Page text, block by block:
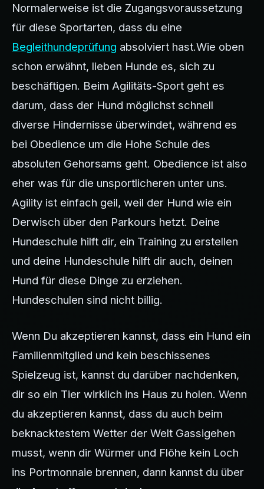
Normalerweise ist die Zugangsvoraussetzung
für diese Sportarten, dass du eine
Begleithundeprüfung absolviert hast.Wie oben
schon erwähnt, lieben Hunde es, sich zu
beschäftigen. Beim Agilitäts-Sport geht es
darum, dass der Hund möglichst schnell
diverse Hindernisse überwindet, während es
bei Obedience um die Hohe Schule des
absoluten Gehorsams geht. Obedience ist also
eher was für die unsportlicheren unter uns.
Agility ist einfach geil, weil der Hund wie ein
Derwisch über den Parkours hetzt. Deine
Hundeschule hilft dir, ein Training zu erstellen
und deine Hundeschule hilft dir auch, deinen
Hund für diese Dinge zu erziehen.
Hundeschulen sind nicht billig.
Wenn Du akzeptieren kannst, dass ein Hund ein
Familienmitglied und kein beschissenes
Spielzeug ist, kannst du darüber nachdenken,
dir so ein Tier wirklich ins Haus zu holen. Wenn
du akzeptieren kannst, dass du auch beim
beknacktestem Wetter der Welt Gassigehen
musst, wenn dir Würmer und Flöhe kein Loch
ins Portmonnaie brennen, dann kannst du über